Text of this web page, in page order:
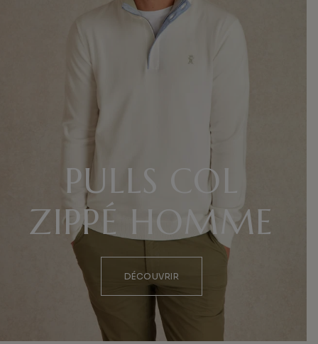
PULLS COL
ZIPPÉ HOMME
DÉCOUVRIR